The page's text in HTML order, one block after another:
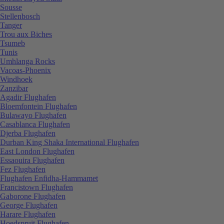
Sousse
Stellenbosch
Tanger
Trou aux Biches
Tsumeb
Tunis
Umhlanga Rocks
Vacoas-Phoenix
Windhoek
Zanzibar
Agadir Flughafen
Bloemfontein Flughafen
Bulawayo Flughafen
Casablanca Flughafen
Djerba Flughafen
Durban King Shaka International Flughafen
East London Flughafen
Essaouira Flughafen
Fez Flughafen
Flughafen Enfidha-Hammamet
Francistown Flughafen
Gaborone Flughafen
George Flughafen
Harare Flughafen